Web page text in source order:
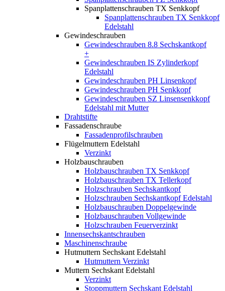
Spanplattenschrauben TX Senkkopf
Spanplattenschrauben TX Senkkopf
Edelstahl
Gewindeschrauben
Gewindeschrauben 8.8 Sechskantkopf
+
Gewindeschrauben IS Zylinderkopf
Edelstahl
Gewindeschrauben PH Linsenkopf
Gewindeschrauben PH Senkkopf
Gewindeschrauben SZ Linsensenkkopf
Edelstahl mit Mutter
Drahtstifte
Fassadenschraube
Fassadenprofilschrauben
Flügelmuttern Edelstahl
Verzinkt
Holzbauschrauben
Holzbauschrauben TX Senkkopf
Holzbauschrauben TX Tellerkopf
Holzschrauben Sechskantkopf
Holzschrauben Sechskantkopf Edelstahl
Holzbauschrauben Doppelgewinde
Holzbauschrauben Vollgewinde
Holzschrauben Feuerverzinkt
Innensechskantschrauben
Maschinenschraube
Hutmuttern Sechskant Edelstahl
Hutmuttern Verzinkt
Muttern Sechskant Edelstahl
Verzinkt
Stoppmuttern Sechskant Edelstahl